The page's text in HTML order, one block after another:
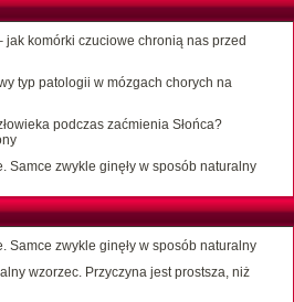
komórki czuciowe chronią nas przed
typ patologii w mózgach chorych na
podczas zaćmienia Słońca?
Samce zwykle ginęły w sposób naturalny
Samce zwykle ginęły w sposób naturalny
wzorzec. Przyczyna jest prostsza, niż